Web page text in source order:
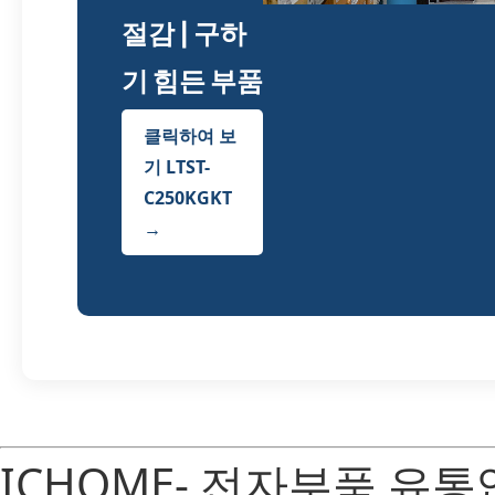
절감 | 구하
기 힘든 부품
클릭하여 보
기 LTST-
C250KGKT
→